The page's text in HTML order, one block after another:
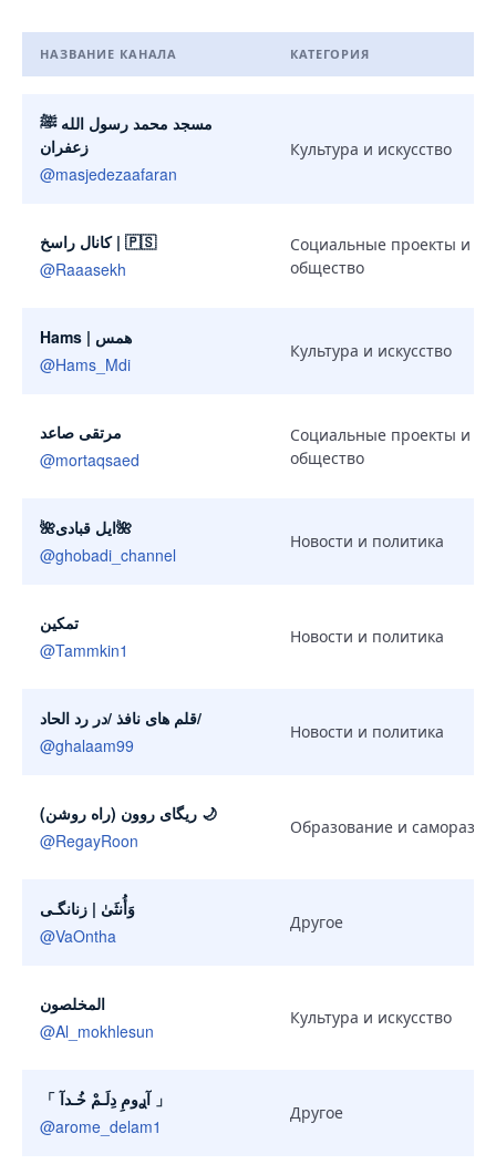
НАЗВАНИЕ КАНАЛА КАТЕГОРИЯ
مسجد محمد رسول الله ﷺ
زعفران
@masjedezaafaran
Культура и искусство
کانال راسخ | 🇵🇸
@Raaasekh
Социальные проекты и
общество
Hams | همس
@Hams_Mdi
Культура и искусство
مرتقى صاعد
@mortaqsaed
Социальные проекты и
общество
🌺ایل قبادی🌺
@ghobadi_channel
Новости и политика
تمکین
@Tammkin1
Новости и политика
قلم های نافذ /در رد الحاد/
@ghalaam99
Новости и политика
ریگای روون (راه روشن) 🌙
@RegayRoon
Образование и
وَأُنثَىٰ | زنانگـی
@VaOntha
Другое
المخلصون
@Al_mokhlesun
Культура и искусство
「 آࢪومِ دِلَـمْ خُـدآ 」
@arome_delam1
Другое